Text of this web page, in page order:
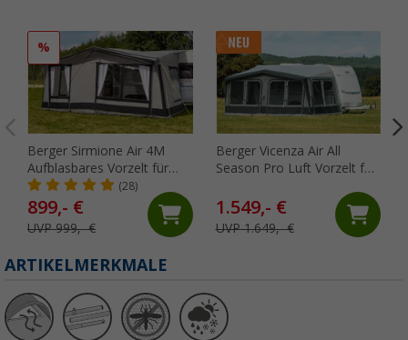
%
Berger Sirmione Air 4M
Aufblasbares Vorzelt für
Wohnwagen, Anbauhöhe
240 - 255 cm
(28)
899,- €
UVP 999,- €
Berger Vicenza Air All
Season Pro Luft Vorzelt für
Umlaufmaß 971 - 1000 cm
1.549,- €
UVP 1.649,- €
ARTIKELMERKMALE